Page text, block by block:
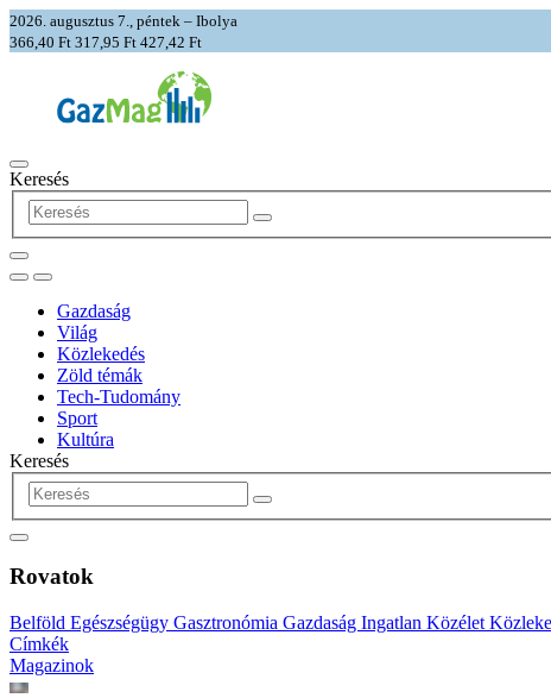
2026. augusztus 7., péntek – Ibolya
366,40 Ft 317,95 Ft 427,42 Ft
Keresés
Gazdaság
Világ
Közlekedés
Zöld témák
Tech-Tudomány
Sport
Kultúra
Keresés
Rovatok
Belföld Egészségügy Gasztronómia Gazdaság Ingatlan Közélet
Címkék
Magazinok